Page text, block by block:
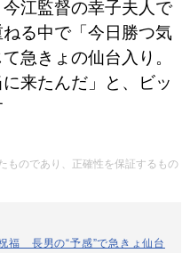
江監督の幸子夫人で
る中で「今日勝つ気
急きょの仙台入り。
来たんだ」と、ビッ
ものであり、正確性を保証するもの
福 長男の“予感”で急きょ仙台